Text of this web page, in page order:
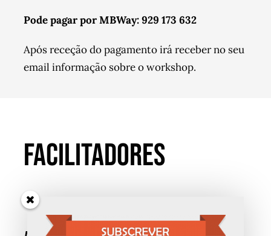
Pode pagar por MBWay: 929 173 632
Após receção do pagamento irá receber no seu
email informação sobre o workshop.
FACILITADORES